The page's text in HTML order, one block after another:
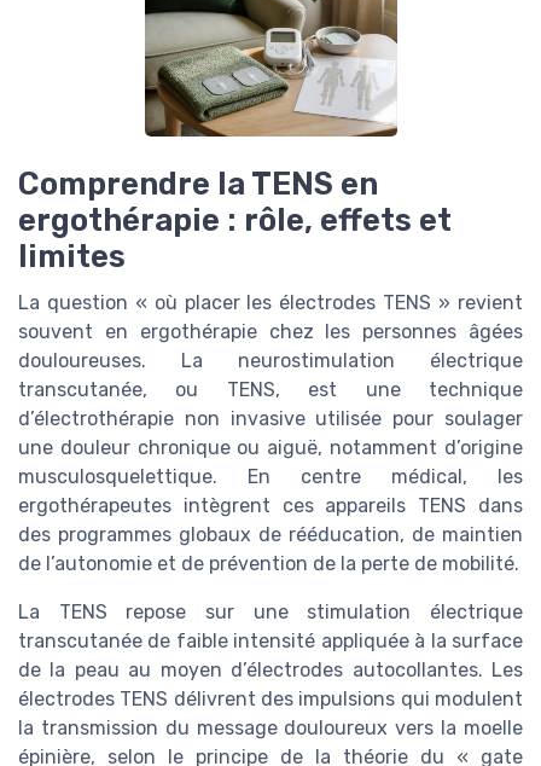
Comprendre la TENS en
ergothérapie : rôle, effets et
limites
La question « où placer les électrodes TENS » revient
souvent en ergothérapie chez les personnes âgées
douloureuses. La neurostimulation électrique
transcutanée, ou TENS, est une technique
d’électrothérapie non invasive utilisée pour soulager
une douleur chronique ou aiguë, notamment d’origine
musculosquelettique. En centre médical, les
ergothérapeutes intègrent ces appareils TENS dans
des programmes globaux de rééducation, de maintien
de l’autonomie et de prévention de la perte de mobilité.
La TENS repose sur une stimulation électrique
transcutanée de faible intensité appliquée à la surface
de la peau au moyen d’électrodes autocollantes. Les
électrodes TENS délivrent des impulsions qui modulent
la transmission du message douloureux vers la moelle
épinière, selon le principe de la théorie du « gate